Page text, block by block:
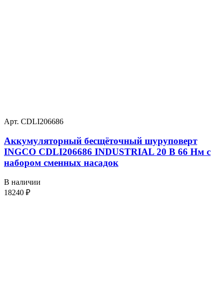
Арт. CDLI206686
Аккумуляторный бесщёточный шуруповерт
INGCO CDLI206686 INDUSTRIAL 20 В 66 Нм с
набором сменных насадок
В наличии
18240 ₽